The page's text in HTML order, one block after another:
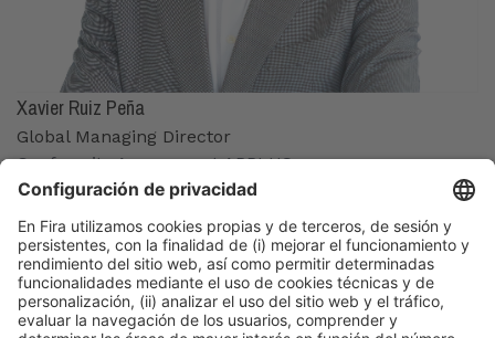
Xavier Ruiz Peña
Global Managing Director
Conformity Assessment APPLUS
Organizadores